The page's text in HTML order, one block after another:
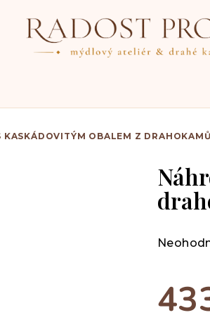
KASKÁDOVITÝM OBALEM Z
je
0,0